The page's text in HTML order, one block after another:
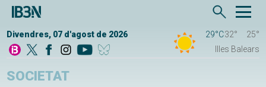
Divendres, 07 d'agost de 2026 29°C32°
25°
Illes Balears
SOCIETAT